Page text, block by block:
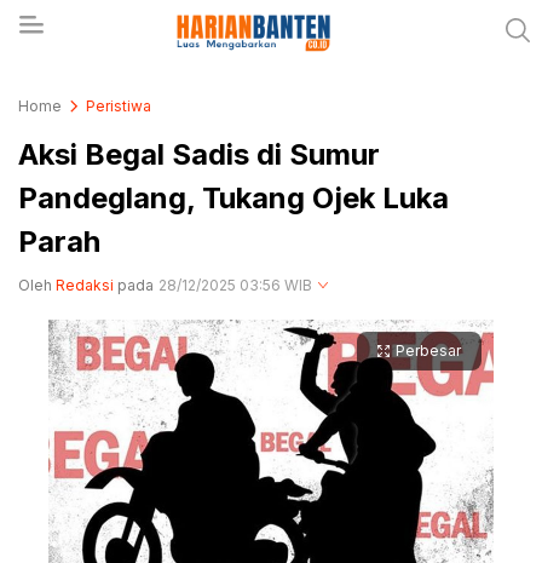
Harianbanten.co.id
Ini
Home Peristiwa
Aksi Begal Sadis di Sumur
Pandeglang, Tukang Ojek Luka
Parah
Oleh Redaksi pada 28/12/2025 03:56 WIB
Perbesar